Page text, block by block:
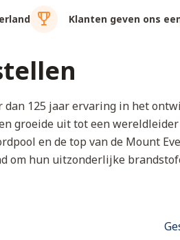
Klanten geven ons
125 jaar ervaring in het
groeide uit tot een
en de top van de Mount
om hun uitzonderlijke